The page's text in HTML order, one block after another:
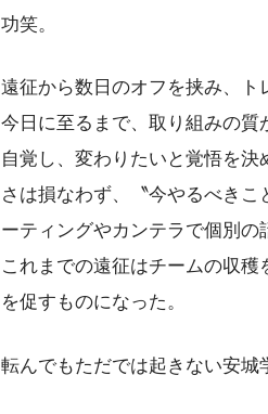
功笑。
遠征から数日のオフを挟み、ト
今日に至るまで、取り組みの
自覚し、変わりたいと覚悟を
さは損なわず、〝今やるべき
ーティングやカンテラで個別の
これまでの遠征はチームの収
を促すものになった。
転んでもただでは起きない安城